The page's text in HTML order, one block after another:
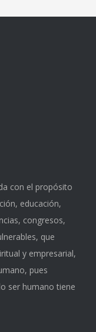
con el propósito
educación,
congresos,
que
y empresarial,
pues
ser humano tiene